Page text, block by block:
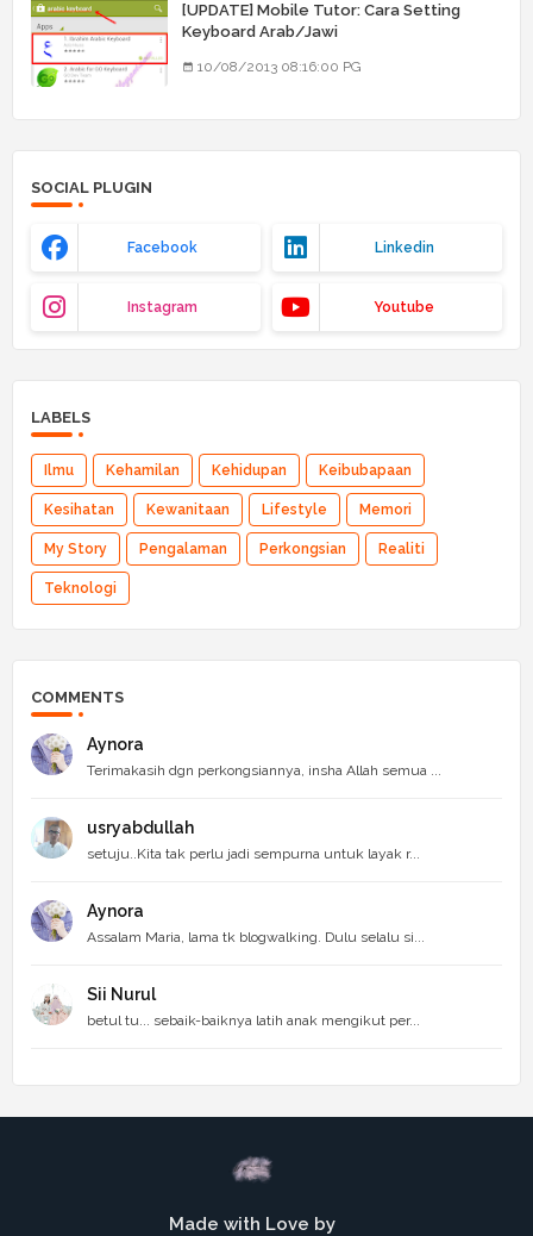
[UPDATE] Mobile Tutor: Cara Setting
Keyboard Arab/Jawi
10/08/2013 08:16:00 PG
SOCIAL PLUGIN
Facebook Linkedin
Instagram Youtube
LABELS
Ilmu Kehamilan Kehidupan Keibubapaan
Kesihatan Kewanitaan Lifestyle Memori
My Story Pengalaman Perkongsian Realiti
Teknologi
COMMENTS
Aynora
Terimakasih dgn perkongsiannya, insha Allah semua ...
usryabdullah
setuju..Kita tak perlu jadi sempurna untuk layak r...
Aynora
Assalam Maria, lama tk blogwalking. Dulu selalu si...
Sii Nurul
betul tu... sebaik-baiknya latih anak mengikut per...
Made with Love by